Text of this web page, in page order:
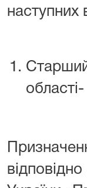
наступних